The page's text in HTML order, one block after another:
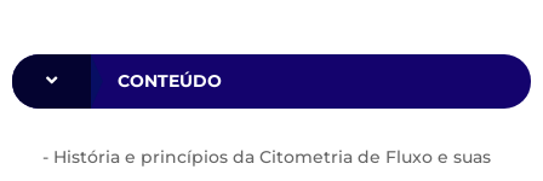
CONTEÚDO
- História e princípios da Citometria de Fluxo e suas